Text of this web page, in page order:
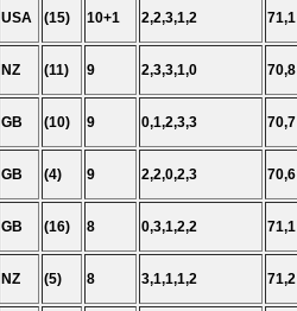
USA (15) 10+1 2,2,3,1,2 71,1
NZ (11) 9 2,3,3,1,0 70,8
GB (10) 9 0,1,2,3,3 70,7
GB (4) 9 2,2,0,2,3 70,6
GB (16) 8 0,3,1,2,2 71,1
NZ (5) 8 3,1,1,1,2 71,2